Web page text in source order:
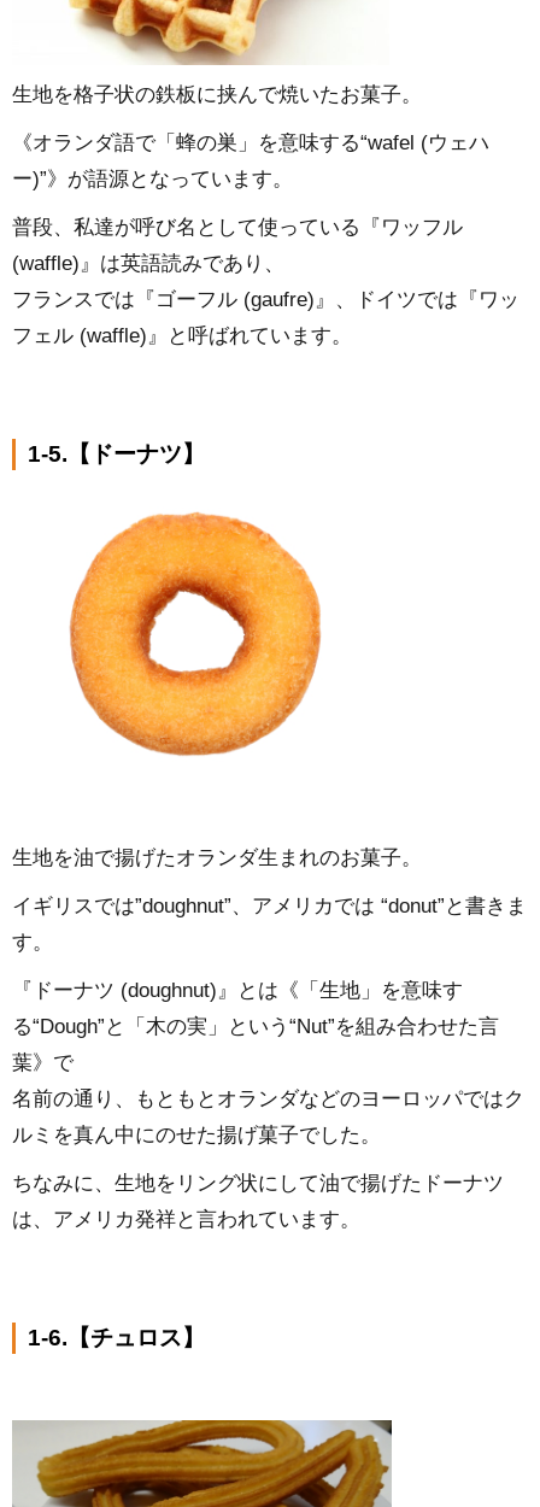
生地を格子状の鉄板に挟んで焼いたお菓子。
《オランダ語で「蜂の巣」を意味する“wafel (ウェハ
ー)”》が語源となっています。
普段、私達が呼び名として使っている『ワッフル
(waffle)』は英語読みであり、
フランスでは『ゴーフル (gaufre)』、ドイツでは『ワッ
フェル (waffle)』と呼ばれています。
1-5.【ドーナツ】
生地を油で揚げたオランダ生まれのお菓子。
イギリスでは”doughnut”、アメリカでは “donut”と書きま
す。
『ドーナツ (doughnut)』とは《「生地」を意味す
る“Dough”と「木の実」という“Nut”を組み合わせた言
葉》で
名前の通り、もともとオランダなどのヨーロッパではク
ルミを真ん中にのせた揚げ菓子でした。
ちなみに、生地をリング状にして油で揚げたドーナツ
は、アメリカ発祥と言われています。
1-6.【チュロス】